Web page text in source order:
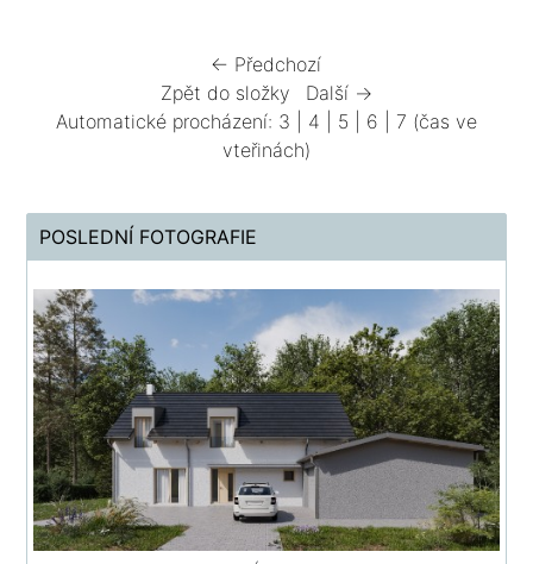
← Předchozí
Zpět do složky
Další →
Automatické procházení: 3 4 5 6 7 (čas ve
vteřinách)
POSLEDNÍ FOTOGRAFIE